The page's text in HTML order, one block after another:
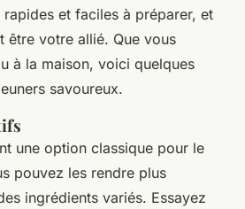
et faciles à préparer, et
être votre allié. Que vous
à la maison, voici quelques
savoureux.
une option classique pour le
pouvez les rendre plus
ingrédients variés. Essayez